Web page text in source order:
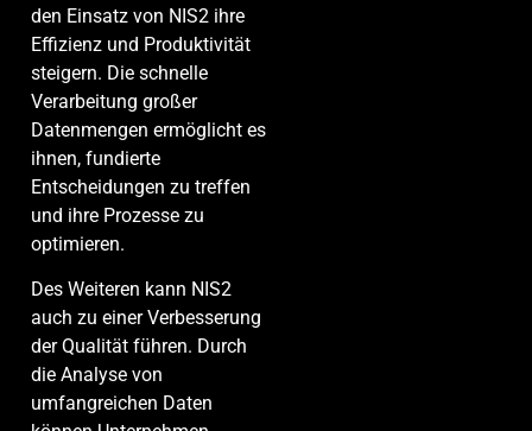
den Einsatz von NIS2 ihre
Effizienz und Produktivität
steigern. Die schnelle
Verarbeitung großer
Datenmengen ermöglicht es
ihnen, fundierte
Entscheidungen zu treffen
und ihre Prozesse zu
optimieren.
Des Weiteren kann NIS2
auch zu einer Verbesserung
der Qualität führen. Durch
die Analyse von
umfangreichen Daten